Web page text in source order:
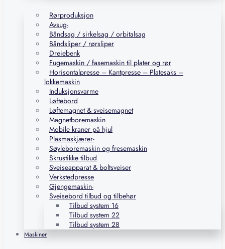
Rørproduksjon
Avsug-
Båndsag / sirkelsag / orbitalsag
Båndsliper / rørsliper
Dreiebenk
Fugemaskin / fasemaskin til plater og rør
Horisontalpresse – Kantpresse – Platesaks –
lokkemaskin
Induksjonsvarme
Løftebord
Løftemagnet & sveisemagnet
Magnetboremaskin
Mobile kraner på hjul
Plasmaskjærer-
Søyleboremaskin og fresemaskin
Skrustikke tilbud
Sveiseapparat & boltsveiser
Verkstedpresse
Gjengemaskin-
Sveisebord tilbud og tilbehør
Tilbud system 16
Tilbud system 22
Tilbud system 28
Maskiner